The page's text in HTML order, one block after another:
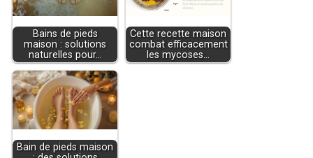
Bains de pieds
maison : solutions
naturelles pour…
Cette recette maison
combat efficacement
les mycoses…
Bain de pieds maison